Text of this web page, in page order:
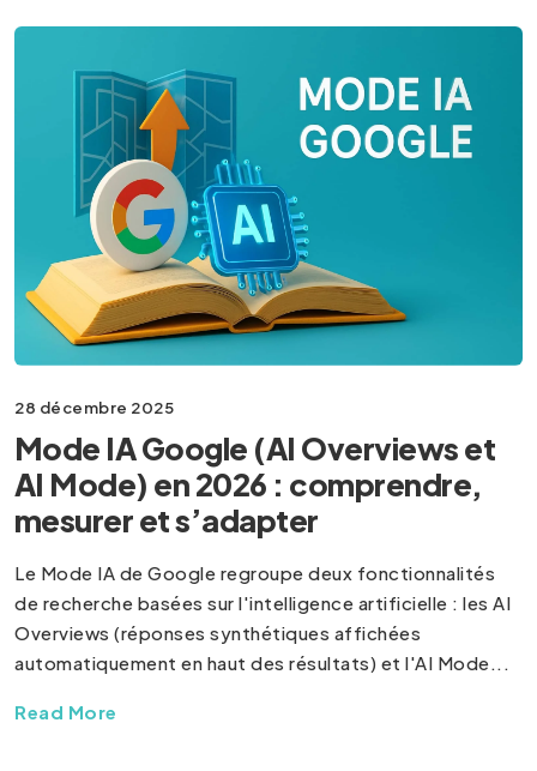
28 décembre 2025
Mode IA Google (AI Overviews et
AI Mode) en 2026 : comprendre,
mesurer et s’adapter
Le Mode IA de Google regroupe deux fonctionnalités
de recherche basées sur l'intelligence artificielle : les AI
Overviews (réponses synthétiques affichées
automatiquement en haut des résultats) et l'AI Mode...
Read More